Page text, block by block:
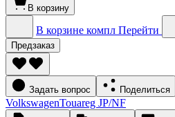
В корзину
В корзине компл Перейти
Предзаказ
Задать вопрос Поделиться
VolkswagenTouareg JP/NF